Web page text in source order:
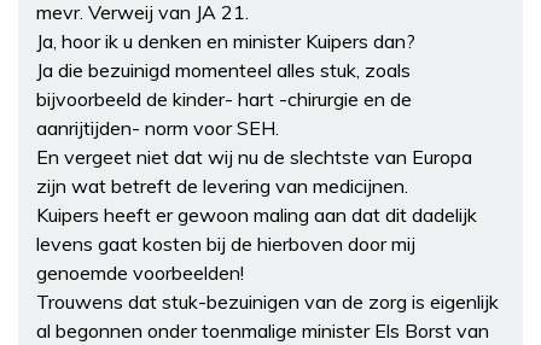
mevr. Verweij van JA 21.
Ja, hoor ik u denken en minister Kuipers dan?
Ja die bezuinigd momenteel alles stuk, zoals
bijvoorbeeld de kinder- hart -chirurgie en de
aanrijtijden- norm voor SEH.
En vergeet niet dat wij nu de slechtste van Europa
zijn wat betreft de levering van medicijnen.
Kuipers heeft er gewoon maling aan dat dit dadelijk
levens gaat kosten bij de hierboven door mij
genoemde voorbeelden!
Trouwens dat stuk-bezuinigen van de zorg is eigenlijk
al begonnen onder toenmalige minister Els Borst van